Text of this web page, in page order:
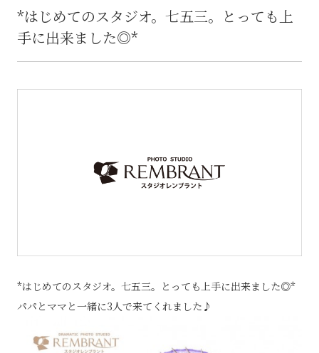
*はじめてのスタジオ。七五三。とっても上
手に出来ました◎*
*はじめてのスタジオ。七五三。とっても上手に出来ました◎*
パパとママと一緒に3人で来てくれました♪